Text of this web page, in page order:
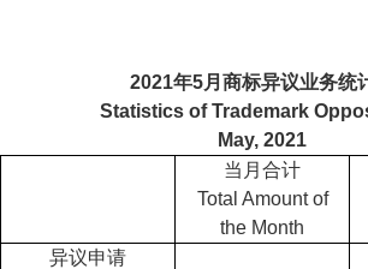
2021年5月商标异议业务统
Statistics of Trademark
May, 2021
当月合计
Total Amount of
the Month
异议申请